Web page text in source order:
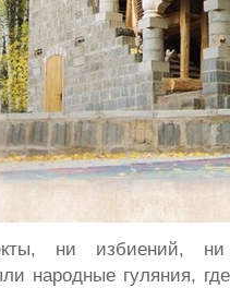
ни избиений, ни
народные гуляния,